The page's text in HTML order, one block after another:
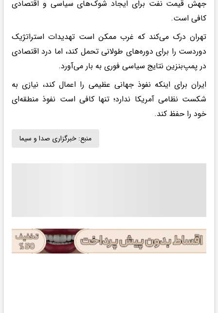
جهش قیمت نفت برای ایجاد شوک‌های سیاسی و اقتصادی
کافی‌ است.
تهران درک می‌کند که غرب ممکن است تهدیدات استراتژیک
دوردست را برای دوره‌های طولانی تحمل کند، اما درد اقتصادی
در پمپ‌بنزین نتایج سیاسی فوری به بار می‌آورد.
ایران برای اینکه نفوذ جهانی عظیمی را اعمال کند، نیازی به
شکست نظامی آمریکا ندارد؛ تنها کافی‌ است نفوذ منطقه‌ای
خود را حفظ کند.
منبع: خبرگزاری صدا و سیما